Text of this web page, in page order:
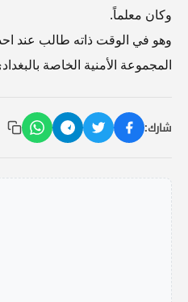
وكان معلماً.
وهو في الوقت ذاته طالب عند
المجموعة الأمنية الخاصة
شارك: